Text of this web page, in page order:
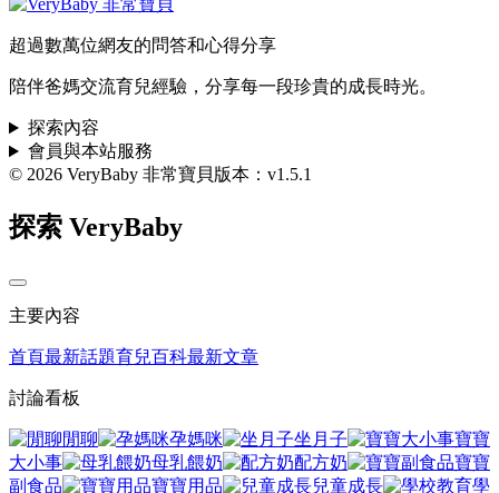
超過數萬位網友的問答和心得分享
陪伴爸媽交流育兒經驗，分享每一段珍貴的成長時光。
探索內容
會員與本站服務
© 2026 VeryBaby 非常寶貝版本：v1.5.1
探索 VeryBaby
主要內容
首頁最新話題育兒百科最新文章
討論看板
閒聊 孕媽咪 坐月子
寶寶
大小事
母乳餵奶 配方奶
寶寶
副食品
寶寶用品 兒童成長 學